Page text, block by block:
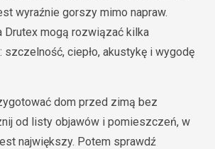
wyraźnie gorszy mimo napraw.
Drutex mogą rozwiązać kilka
szczelność, ciepło, akustykę i wygodę
dom przed zimą bez
od listy objawów i pomieszczeń, w
największy. Potem sprawdź